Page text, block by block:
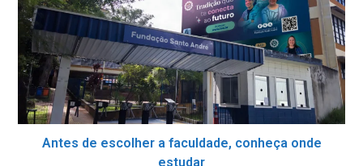
Antes de escolher a faculdade, conheça onde
estudar